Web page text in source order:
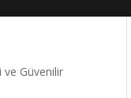
ve Güvenilir